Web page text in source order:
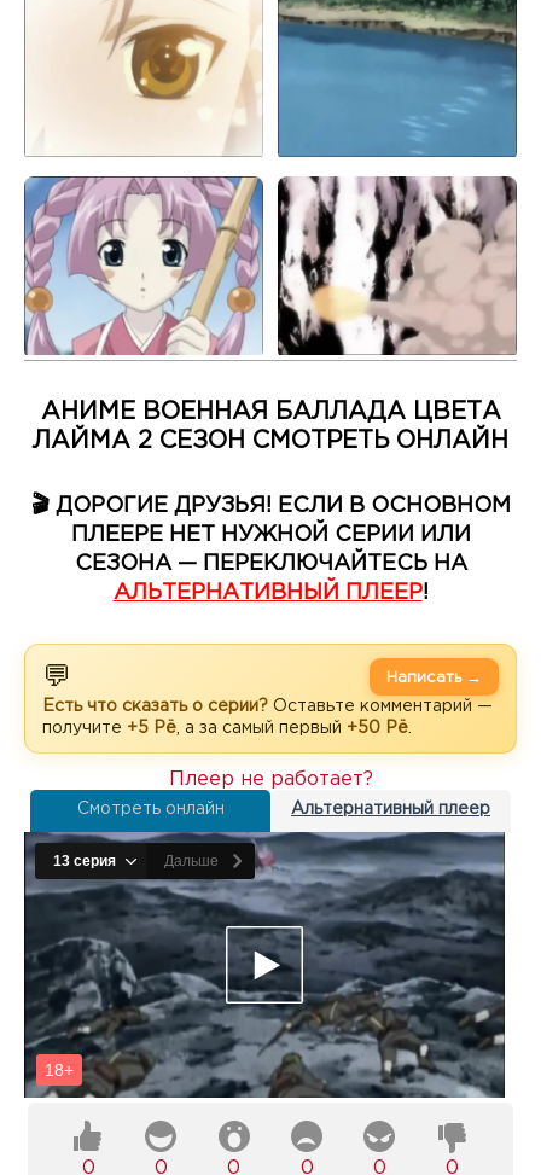
АНИМЕ ВОЕННАЯ БАЛЛАДА ЦВЕТА
ЛАЙМА 2 СЕЗОН СМОТРЕТЬ ОНЛАЙН
🎬 ДОРОГИЕ ДРУЗЬЯ! ЕСЛИ В ОСНОВНОМ
ПЛЕЕРЕ НЕТ НУЖНОЙ СЕРИИ ИЛИ
СЕЗОНА — ПЕРЕКЛЮЧАЙТЕСЬ НА
АЛЬТЕРНАТИВНЫЙ ПЛЕЕР!
💬
Есть что сказать о серии? Оставьте комментарий —
получите +5 Рё , а за самый первый +50 Рё
Написать →
Смотреть онлайн Альтернативный плеер
Плеер не работает?
0 0 0 0 0 0